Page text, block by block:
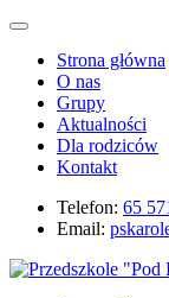
Strona główna
O nas
Grupy
Aktualności
Dla rodziców
Kontakt
Telefon: 65
Email: